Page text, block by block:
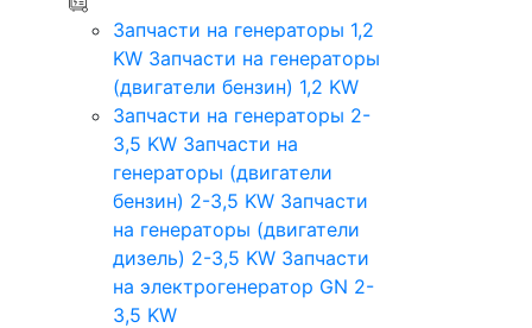
Запчасти на генераторы 1,2
KW Запчасти на генераторы
(двигатели бензин) 1,2 KW
Запчасти на генераторы 2-
3,5 KW Запчасти на
генераторы (двигатели
бензин) 2-3,5 KW Запчасти
на генераторы (двигатели
дизель) 2-3,5 KW Запчасти
на электрогенератор GN 2-
3,5 KW